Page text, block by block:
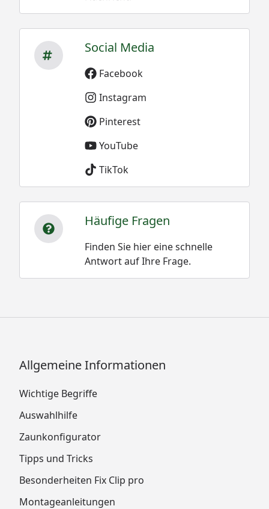
Social Media
Facebook
Instagram
Pinterest
YouTube
TikTok
Häufige Fragen
Finden Sie hier eine schnelle
Antwort auf Ihre Frage.
Allgemeine Informationen
Wichtige Begriffe
Auswahlhilfe
Zaunkonfigurator
Tipps und Tricks
Besonderheiten Fix Clip pro
Montageanleitungen